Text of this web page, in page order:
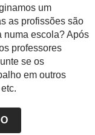
um
as profissões são
numa escola? Após
professores
se os
em outros